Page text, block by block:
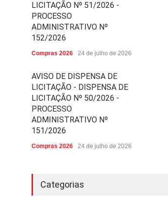
LICITAÇÃO Nº 51/2026 -
PROCESSO
ADMINISTRATIVO Nº
152/2026
Compras 2026 24 de julho de 2026
AVISO DE DISPENSA DE
LICITAÇÃO - DISPENSA DE
LICITAÇÃO Nº 50/2026 -
PROCESSO
ADMINISTRATIVO Nº
151/2026
Compras 2026 24 de julho de 2026
Categorias